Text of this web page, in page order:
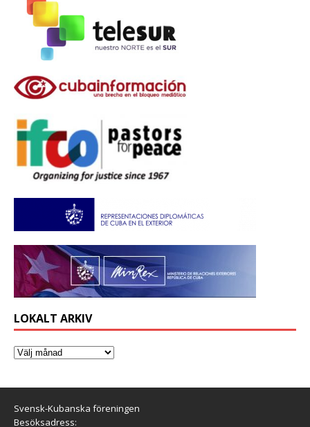
LOKALT ARKIV
Svensk-Kubanska föreningen
Besöksadress: